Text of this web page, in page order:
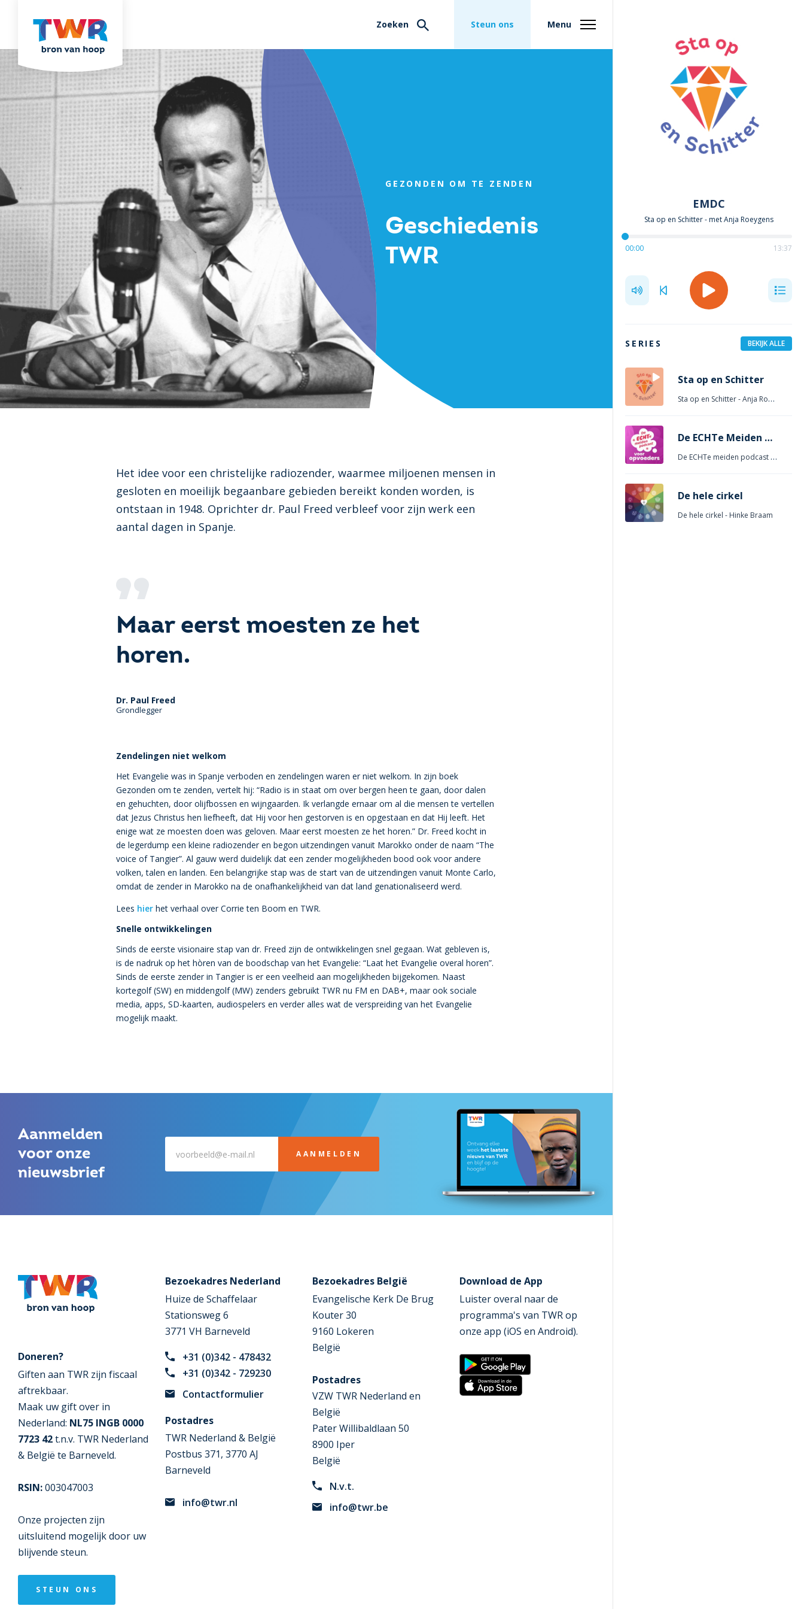
EMDC
Sta op en Schitter- metAnja Roeygens
00:00 13:37
SERIES BEKIJK ALLE
Sta op en Schitter
Sta op en Schitter- Anja Roeygens
De ECHTe Meiden Podcast – Voor Opvoeders
De ECHTe meiden podcast voor Opvoeders
De hele cirkel
De hele cirkel - Hinke Braam
Zoeken Steun ons Menu
GEZONDEN OM TE ZENDEN
Geschiedenis
TWR
Het idee voor een christelijke radiozender, waarmee miljoenen mensen in
gesloten en moeilijk begaanbare gebieden bereikt konden worden, is
ontstaan in 1948. Oprichter dr. Paul Freed verbleef voor zijn werk een
aantal dagen in Spanje.
Maar eerst moesten ze het
horen.
Dr. Paul Freed
Grondlegger
Zendelingen niet welkom
Het Evangelie was in Spanje verboden en zendelingen waren er niet welkom. In zijn boek
Gezonden om te zenden, vertelt hij: “Radio is in staat om over bergen heen te gaan, door dalen
en gehuchten, door olijfbossen en wijngaarden. Ik verlangde ernaar om al die mensen te vertellen
dat Jezus Christus hen liefheeft, dat Hij voor hen gestorven is en opgestaan en dat Hij leeft. Het
enige wat ze moesten doen was geloven. Maar eerst moesten ze het horen.” Dr. Freed kocht in
de legerdump een kleine radiozender en begon uitzendingen vanuit Marokko onder de naam “The
voice of Tangier”. Al gauw werd duidelijk dat een zender mogelijkheden bood ook voor andere
volken, talen en landen. Een belangrijke stap was de start van de uitzendingen vanuit Monte Carlo,
omdat de zender in Marokko na de onafhankelijkheid van dat land genationaliseerd werd.
Lees hier het verhaal over Corrie ten Boom en TWR.
Snelle ontwikkelingen
Sinds de eerste visionaire stap van dr. Freed zijn de ontwikkelingen snel gegaan. Wat gebleven is,
is de nadruk op het hòren van de boodschap van het Evangelie: “Laat het Evangelie overal horen”.
Sinds de eerste zender in Tangier is er een veelheid aan mogelijkheden bijgekomen. Naast
kortegolf (SW) en middengolf (MW) zenders gebruikt TWR nu FM en DAB+, maar ook sociale
media, apps, SD-kaarten, audiospelers en verder alles wat de verspreiding van het Evangelie
mogelijk maakt.
Aanmelden
voor onze
nieuwsbrief
AANMELDEN
Doneren?
Giften aan TWR zijn fiscaal
aftrekbaar.
Maak uw gift over in
Nederland: NL75 INGB 0000
7723 42t.n.v. TWR Nederland
& België te Barneveld.
RSIN:003047003
Onze projecten zijn
uitsluitend mogelijk door uw
blijvende steun.
STEUN ONS
Bezoekadres Nederland
Huize de Schaffelaar
Stationsweg 6
3771 VH Barneveld
+31 (0)342 - 478432
+31 (0)342 - 729230
Contactformulier
Postadres
TWR Nederland & België
Postbus 371, 3770 AJ
Barneveld
info@twr.nl
Bezoekadres België
Evangelische Kerk De Brug
Kouter 30
9160 Lokeren
België
Postadres
VZW TWR Nederland en
België
Pater Willibaldlaan 50
8900 Iper
België
N.v.t.
info@twr.be
Download de App
Luister overal naar de
programma's van TWR op
onze app (iOS en Android).